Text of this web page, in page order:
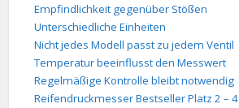
Empfindlichkeit gegenüber Stößen
Unterschiedliche Einheiten
Nicht jedes Modell passt zu jedem Ventil
Temperatur beeinflusst den Messwert
Regelmäßige Kontrolle bleibt notwendig
Reifendruckmesser Bestseller Platz 2 – 4